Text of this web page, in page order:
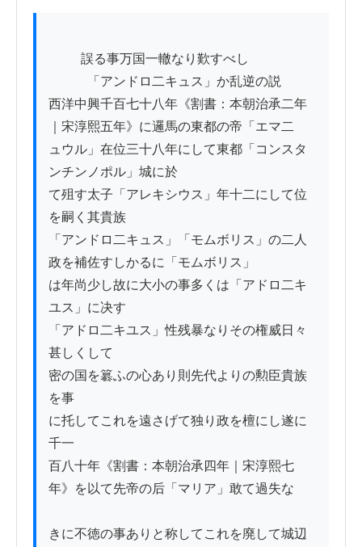
「アンドロ二キュス」か乱逆の説
西洋中興千百七十八年《割書：本朝治承二年
｜宋淳熙五年》に邏馬の東都の帝「エマ二
ュウル」在位三十八年にして東都「コンスタ
ンチンノポル」城に於
て殂す太子「アレキシウス」年十二にして位
を嗣く其貴族
「アンドロ二キュス」「モムボリス」の二人
政を補佐すしかるに「モムボリス」
は年尚少し故に大小の事多くは「アドロ二キ
ユス」に决す
「アドロ二キユス」性残暴なりその権威日々
甚しくして
密の国を簒ふの心あり則先代よりの勲臣貴族
を事
に托してこれを遠さげて独り政を檀にし遂に
千一
百八十年《割書：本朝治承四年｜宋淳熙七
年》を以て先帝の后「マリア」敢て過失な
きに不徳の事ありと称してこれを廃して城辺